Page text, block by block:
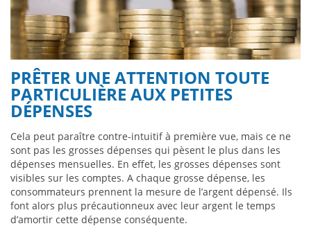
PRÊTER UNE ATTENTION TOUTE
PARTICULIÈRE AUX PETITES
DÉPENSES
Cela peut paraître contre-intuitif à première vue, mais ce ne
sont pas les grosses dépenses qui pèsent le plus dans les
dépenses mensuelles. En effet, les grosses dépenses sont
visibles sur les comptes. A chaque grosse dépense, les
consommateurs prennent la mesure de l’argent dépensé. Ils
font alors plus précautionneux avec leur argent le temps
d’amortir cette dépense conséquente.